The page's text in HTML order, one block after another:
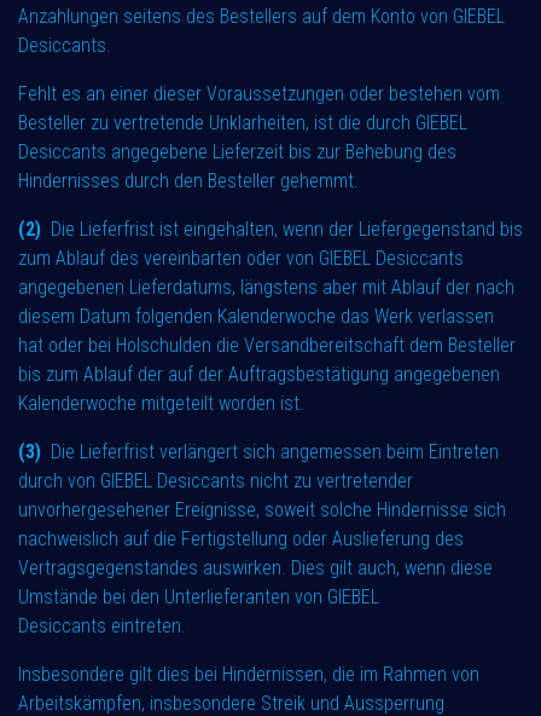
Anzahlungen seitens des Bestellers auf dem Konto von GIEBEL
Desiccants.
Fehlt es an einer dieser Voraussetzungen oder bestehen vom
Besteller zu vertretende Unklarheiten, ist die durch GIEBEL
Desiccants angegebene Lieferzeit bis zur Behebung des
Hindernisses durch den Besteller gehemmt.
(2) Die Lieferfrist ist eingehalten, wenn der Liefergegenstand bis
zum Ablauf des vereinbarten oder von GIEBEL Desiccants
angegebenen Lieferdatums, längstens aber mit Ablauf der nach
diesem Datum folgenden Kalenderwoche das Werk verlassen
hat oder bei Holschulden die Versandbereitschaft dem Besteller
bis zum Ablauf der auf der Auftragsbestätigung angegebenen
Kalenderwoche mitgeteilt worden ist.
(3) Die Lieferfrist verlängert sich angemessen beim Eintreten
durch von GIEBEL Desiccants nicht zu vertretender
unvorhergesehener Ereignisse, soweit solche Hindernisse sich
nachweislich auf die Fertigstellung oder Auslieferung des
Vertragsgegenstandes auswirken. Dies gilt auch, wenn diese
Umstände bei den Unterlieferanten von GIEBEL
Desiccants eintreten.
Insbesondere gilt dies bei Hindernissen, die im Rahmen von
Arbeitskämpfen, insbesondere Streik und Aussperrung